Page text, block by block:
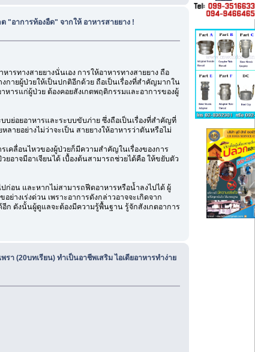
ต "อาการท้องอืด" จากให้ อาหารสายยาง !
รทางสายยางนั่นเอง การให้อาหารทางสายยาง ถือ
กายผู้ป่วยให้เป็นปกติอีกด้วย ถือเป็นเรื่องที่สำคัญมากใน
หารแก่ผู้ป่วย ต้องคอยสังเกตพฤติกรรมและอาการของผู้
บย่อยอาหารและระบบขับภ่าย ซึ่งถือเป็นเรื่องที่สำคัญที่
ายอย่างไม่ว่าจะเป็น สายยางให้อาหารว่าตันหรือไม่
เคลื่อนไหวของผู้ป่วยก็มีความสำคัญในเรื่องของการ
ยอาจมีอาเจียนได้ เบื้องต้นสามารถช่วยได้คือ ให้ขยับตัว
ก่อน และหากไม่สามารถฟีดอาหารหรือน้ำลงไปได้ ผู้
างเร่งด่วน เพราะอาการดังกล่าวอาจจะเกิดจาก
ก ดังนั้นผู้ดูแลจะต้องมีความรู้พื้นฐาน รู้จักสังเกตอาการ
พรา (20บทเรียน) ทำเป็นอาชีพเสริม ไอเดียอาหารทำง่าย